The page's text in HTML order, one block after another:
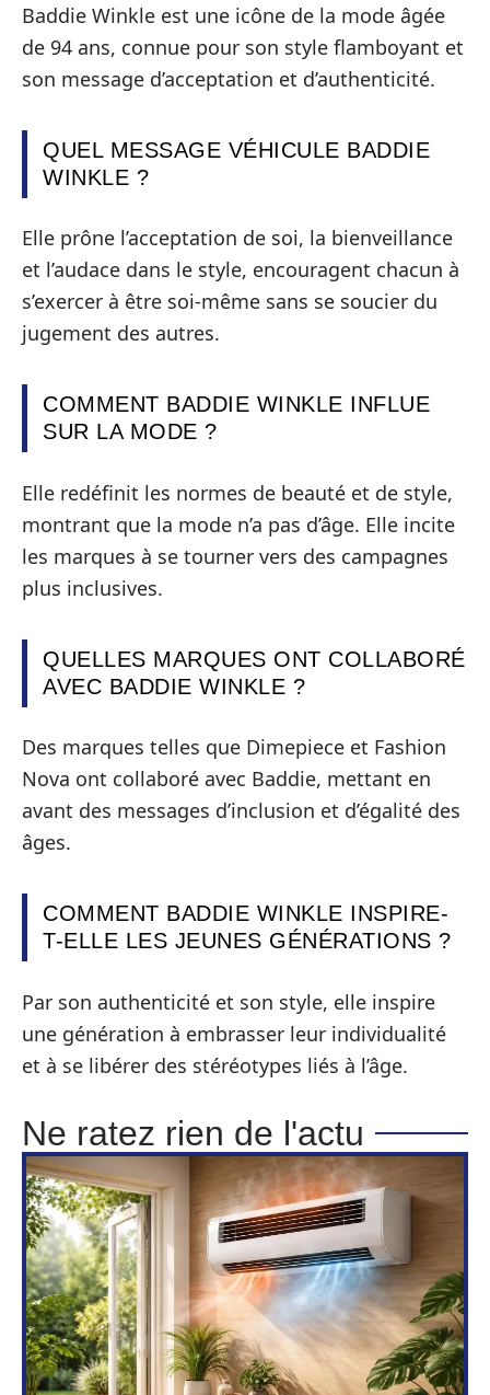
Baddie Winkle est une icône de la mode âgée
de 94 ans, connue pour son style flamboyant et
son message d’acceptation et d’authenticité.
QUEL MESSAGE VÉHICULE BADDIE
WINKLE ?
Elle prône l’acceptation de soi, la bienveillance
et l’audace dans le style, encouragent chacun à
s’exercer à être soi-même sans se soucier du
jugement des autres.
COMMENT BADDIE WINKLE INFLUE
SUR LA MODE ?
Elle redéfinit les normes de beauté et de style,
montrant que la mode n’a pas d’âge. Elle incite
les marques à se tourner vers des campagnes
plus inclusives.
QUELLES MARQUES ONT COLLABORÉ
AVEC BADDIE WINKLE ?
Des marques telles que Dimepiece et Fashion
Nova ont collaboré avec Baddie, mettant en
avant des messages d’inclusion et d’égalité des
âges.
COMMENT BADDIE WINKLE INSPIRE-
T-ELLE LES JEUNES GÉNÉRATIONS ?
Par son authenticité et son style, elle inspire
une génération à embrasser leur individualité
et à se libérer des stéréotypes liés à l’âge.
Ne ratez rien de l'actu